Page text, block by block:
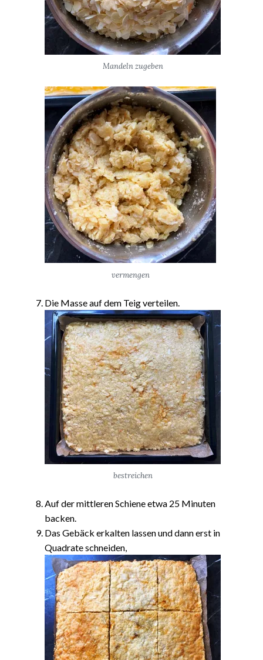
Mandeln zugeben
vermengen
Die Masse auf dem Teig verteilen.
bestreichen
Auf der mittleren Schiene etwa 25 Minuten
backen.
Das Gebäck erkalten lassen und dann erst in
Quadrate schneiden,